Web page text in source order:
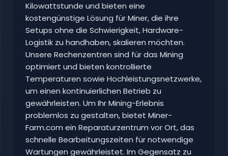
Kilowattstunde und bieten eine
kostengünstige Lösung für Miner, die ihre
Setups ohne die Schwierigkeit, Hardware-
Logistik zu handhaben, skalieren möchten.
Unsere Rechenzentren sind für das Mining
optimiert und bieten kontrollierte
Temperaturen sowie Hochleistungsnetzwerke,
um einen kontinuierlichen Betrieb zu
gewährleisten. Um Ihr Mining-Erlebnis
problemlos zu gestalten, bietet Miner-
Farm.com ein Reparaturzentrum vor Ort, das
schnelle Bearbeitungszeiten für notwendige
Wartungen gewährleistet. Im Gegensatz zu